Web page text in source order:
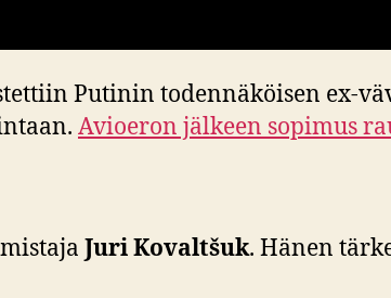
Putinin todennäköisen ex-
Avioeron jälkeen sopimus
Juri Kovaltšuk. Hänen